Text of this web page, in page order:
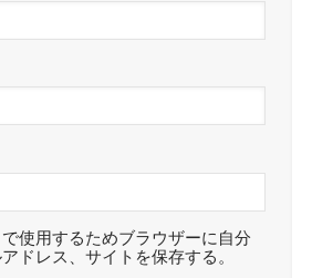
使用するためブラウザーに自分
ドレス、サイトを保存する。